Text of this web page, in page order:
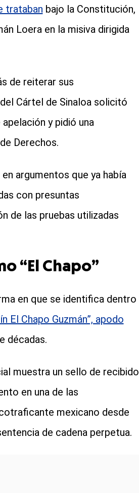
trataban bajo la Constitución,
Loera en la misiva dirigida
de reiterar sus
Cártel de Sinaloa solicitó
y pidió una
Derechos.
argumentos que ya había
con presuntas
de las pruebas utilizadas
“El Chapo”
en que se identifica dentro
El Chapo Guzmán”, apodo
décadas.
muestra un sello de recibido
en una de las
mexicano desde
de cadena perpetua.